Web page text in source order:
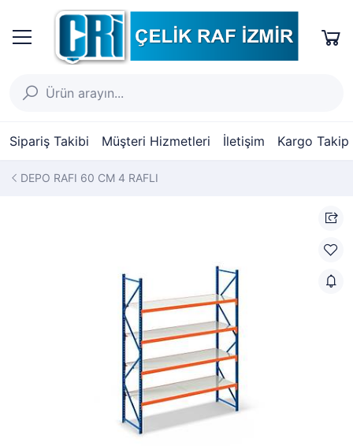
Sipariş Takibi Müşteri Hizmetleri İletişim Kargo Takip
DEPO RAFI 60 CM 4 RAFLI